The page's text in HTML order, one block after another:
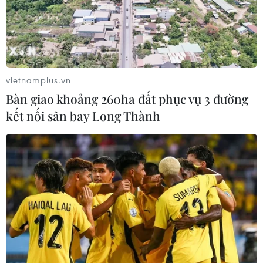
10/08/2026 10:35
Gần 2 triệu người dân Thành phố Hồ Chí Minh
được khám sức khỏe miễn phí
10/08/2026 10:29
vietnamplus.vn
Bàn giao khoảng 260ha đất phục vụ 3 đường
kết nối sân bay Long Thành